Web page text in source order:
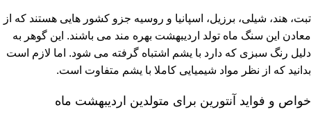
تبت، هند، شیلی، برزیل، اسپانیا و روسیه جزو کشور هایی هستند که از
معادن این سنگ ماه تولد اردیبهشت بهره مند می باشند. این گوهر به
دلیل رنگ سبزی که دارد با یشم اشتباه گرفته می شود. اما لازم است
بدانید که از نظر مواد شیمیایی کاملا با یشم متفاوت است.
خواص و فواید آنتورین برای متولدین اردیبهشت ماه